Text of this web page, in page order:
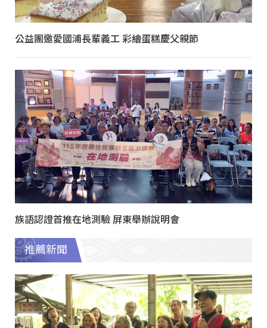
公益團邀愛國浦長輩義工 彩繪蛋糕慶父親節
族語認證首推在地測驗 屏東舉辦說明會
推薦新聞